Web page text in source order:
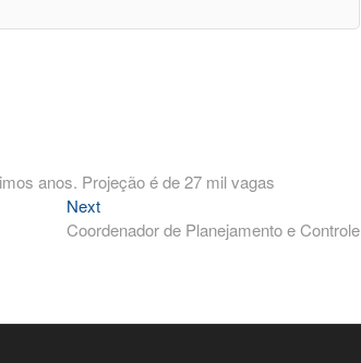
anos. Projeção é de 27 mil vagas
NextNext
post:
Coordenador de Planejamento e Controle